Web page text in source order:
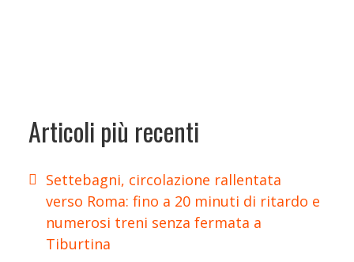
Articoli più recenti
Settebagni, circolazione rallentata
verso Roma: fino a 20 minuti di ritardo e
numerosi treni senza fermata a
Tiburtina